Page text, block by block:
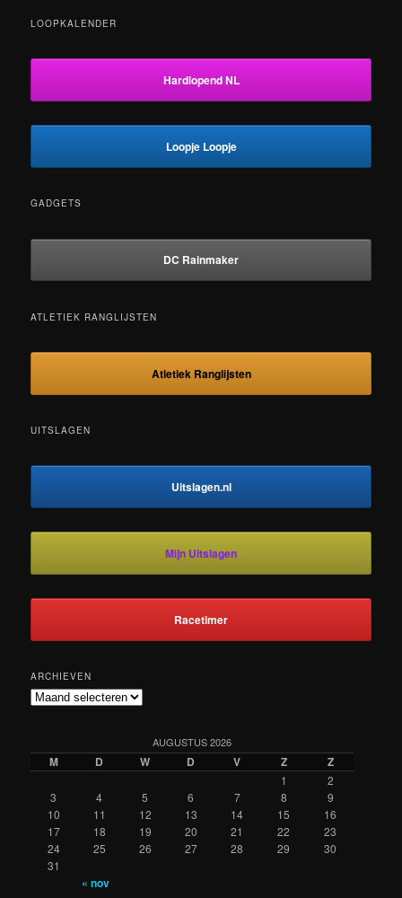
LOOPKALENDER
Hardlopend NL
Loopje Loopje
GADGETS
DC Rainmaker
ATLETIEK RANGLIJSTEN
Atletiek Ranglijsten
UITSLAGEN
Uitslagen.nl
Mijn Uitslagen
Racetimer
ARCHIEVEN
Archieven
AUGUSTUS 2026
M D W D V Z Z
1
2
3
4 5 6 7 8
9
10
11 12 13 14 15
16
17
18 19 20 21 22
23
24
25 26 27 28 29
30
31
« nov